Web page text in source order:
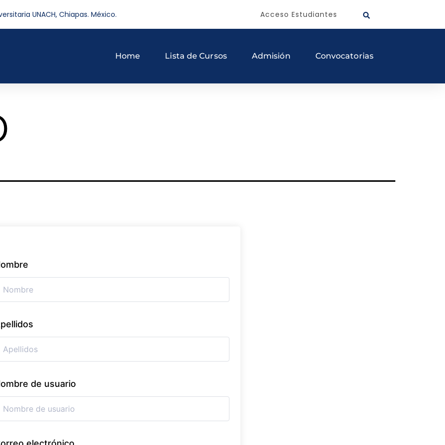
UNACH, Chiapas. México. Acceso Estudiantes
Home Lista de Cursos Admisión Convocatorias
de usuario